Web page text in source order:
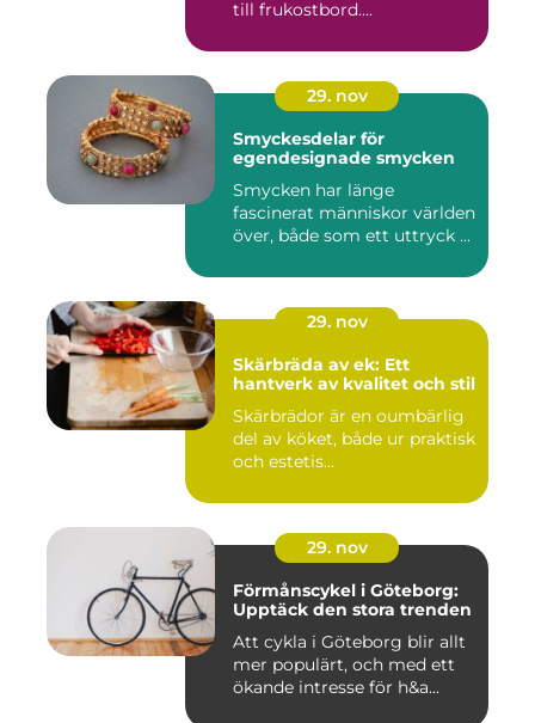
till frukostbord....
29. nov
Smyckesdelar för
egendesignade smycken
Smycken har länge
fascinerat människor världen
över, både som ett uttryck ...
29. nov
Skärbräda av ek: Ett
hantverk av kvalitet och stil
Skärbrädor är en oumbärlig
del av köket, både ur praktisk
och estetis...
29. nov
Förmånscykel i Göteborg:
Upptäck den stora trenden
Att cykla i Göteborg blir allt
mer populärt, och med ett
ökande intresse för h&a...